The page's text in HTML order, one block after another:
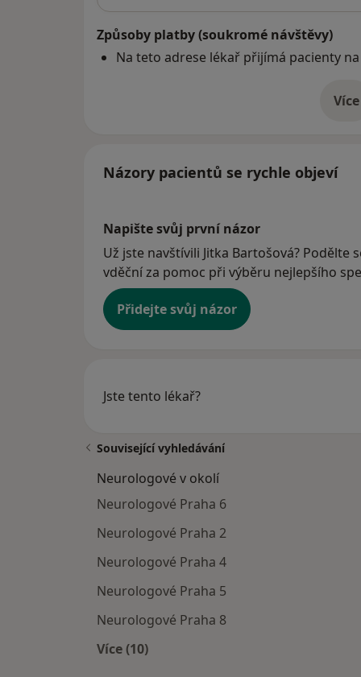
Způsoby platby (soukromé návštěvy)
Na teto adrese lékař přijímá pacienty
Více
o
Názory pacientů se rychle objeví
Napište svůj první názor
Už jste navštívili Jitka Bartošová? Podělte
vděční za pomoc při výběru nejlepšího
Přidejte svůj názor
Jste tento lékař?
Související vyhledávání
Neurologové v okolí
Neurologové Praha 6
Neurologové Praha 2
Neurologové Praha 4
Neurologové Praha 5
Neurologové Praha 8
Více (10)